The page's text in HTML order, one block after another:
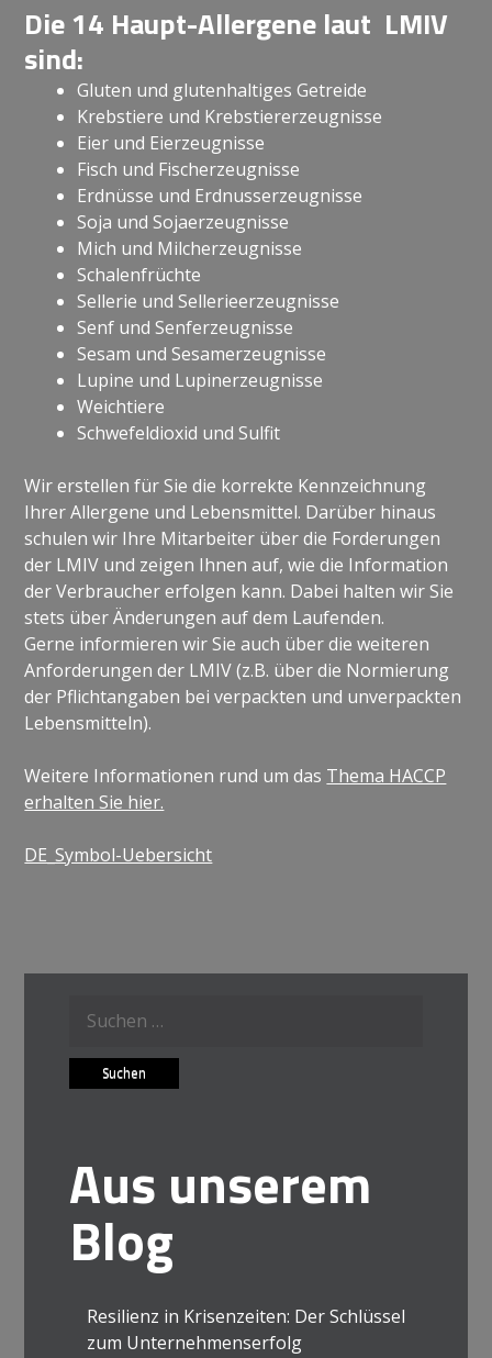
Die 14 Haupt-Allergene laut LMIV
sind:
Gluten und glutenhaltiges Getreide
Krebstiere und Krebstiererzeugnisse
Eier und Eierzeugnisse
Fisch und Fischerzeugnisse
Erdnüsse und Erdnusserzeugnisse
Soja und Sojaerzeugnisse
Mich und Milcherzeugnisse
Schalenfrüchte
Sellerie und Sellerieerzeugnisse
Senf und Senferzeugnisse
Sesam und Sesamerzeugnisse
Lupine und Lupinerzeugnisse
Weichtiere
Schwefeldioxid und Sulfit
Wir erstellen für Sie die korrekte Kennzeichnung
Ihrer Allergene und Lebensmittel. Darüber hinaus
schulen wir Ihre Mitarbeiter über die Forderungen
der LMIV und zeigen Ihnen auf, wie die Information
der Verbraucher erfolgen kann. Dabei halten wir Sie
stets über Änderungen auf dem Laufenden.
Gerne informieren wir Sie auch über die weiteren
Anforderungen der LMIV (z.B. über die Normierung
der Pflichtangaben bei verpackten und unverpackten
Lebensmitteln).
Weitere Informationen rund um das Thema HACCP
erhalten Sie hier.
DE_Symbol-Uebersicht
Suche
nach:
Aus unserem
Blog
Resilienz in Krisenzeiten: Der Schlüssel
zum Unternehmenserfolg